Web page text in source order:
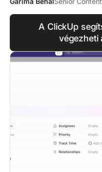
A ClickUp
végezheti